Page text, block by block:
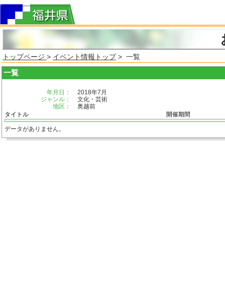
トップページ > イベント情報トップ> 一覧
一覧
年月日：
2018年7月
ジャンル：
文化・芸術
地区：
奥越前
タイトル
開催期間
データがありません。